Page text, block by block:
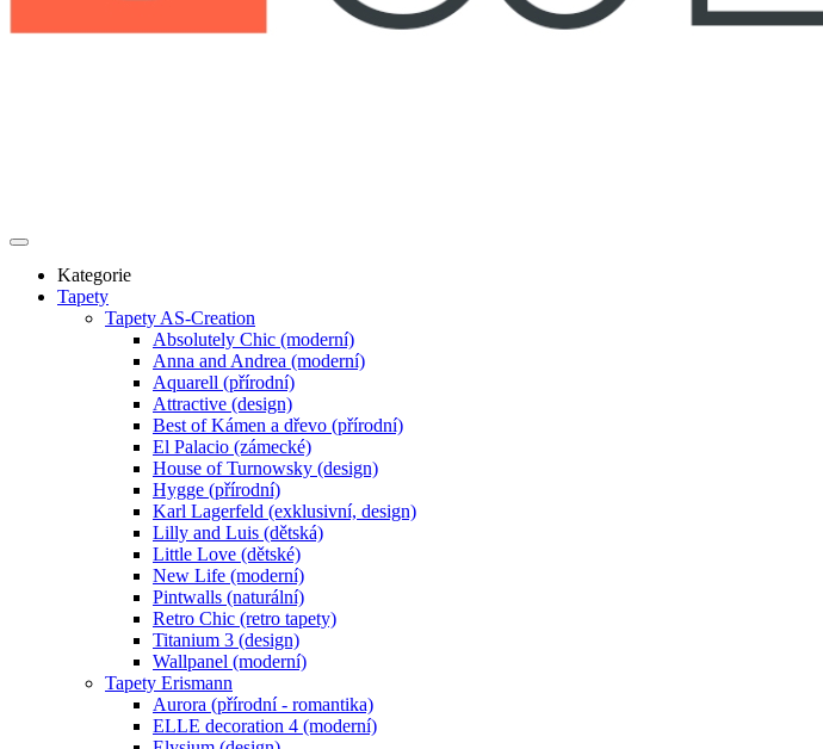
Kategorie
Tapety
Tapety AS-Creation
Absolutely Chic (moderní)
Anna and Andrea (moderní)
Aquarell (přírodní)
Attractive (design)
Best of Kámen a dřevo (přírodní)
El Palacio (zámecké)
House of Turnowsky (design)
Hygge (přírodní)
Karl Lagerfeld (exklusivní, design)
Lilly and Luis (dětská)
Little Love (dětské)
New Life (moderní)
Pintwalls (naturální)
Retro Chic (retro tapety)
Titanium 3 (design)
Wallpanel (moderní)
Tapety Erismann
Aurora (přírodní - romantika)
ELLE decoration 4 (moderní)